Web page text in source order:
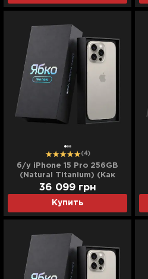
(4)
б/у iPhone 15 Pro 256GB
(Natural Titanium) (Как
Новый)
Купить
36 099 грн